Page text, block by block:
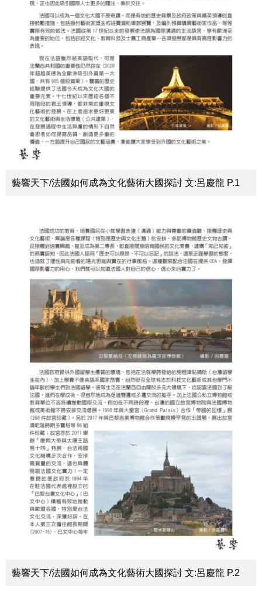
藝響天下/法國如何成為文化藝術大國探討 文:呂慶龍 P.1
藝響天下/法國如何成為文化藝術大國探討 文:呂慶龍 P.2